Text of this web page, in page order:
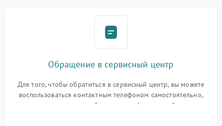
Обращение в сервисный центр
Для того, чтобы обратиться в сервисный центр, вы можете
воспользоваться контактным телефоном самостоятельно,
или оставить свой номер телефона на сайте